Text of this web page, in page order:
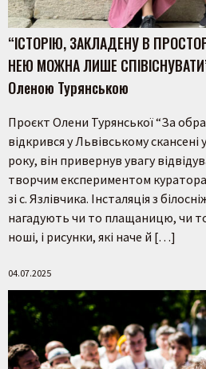
“ІСТОРІЮ, ЗАКЛАДЕНУ В
НЕЮ МОЖНА ЛИШЕ
Оленою Турянською
Проєкт Олени Турянської “За
відкрився у Львівському
року, він привернув увагу
творчим експериментом куратора
зі с. Язлівчика. Інсталяція з
нагадують чи то плащаницю, чи то
ноші, і рисунки, які наче й […]
04.07.2025